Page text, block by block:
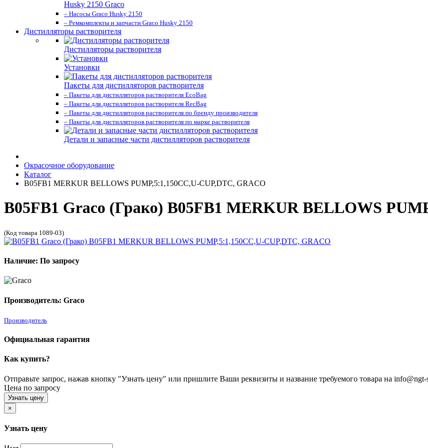
Husky 2150 Graco
– Насосы Graco Husky 2150
– Ремкомплекты и запчасти Graco Husky 2150
Дистилляторы растворителя
Дистилляторы растворителя
Установки
Пакеты для дистилляторов растворителя
– Пакеты для дистилляторов растворителя EcoBag
– Пакеты для дистилляторов растворителя RecBag
– Пакеты для дистилляторов растворителя по бренду производителя
– Пакеты для дистилляторов растворителя по марке растворителя
Детали и запасные части дистилляторов растворителя
Окрасочное оборудование
Каталог
B05FB1 MERKUR BELLOWS PUMP,5:1,150CC,U-CUP,DTC, GRACO
B05FB1 Graco (Грако) B05FB1 MERKUR BELLOWS
(Код товара 1089-03)
Наличие: По запросу
Производитель: Graco
Производитель
Официальная гарантия
Как купить?
Отправьте запрос, нажав кнопку "Узнать цену" или пришлите Ваши реквизиты и название требуемого товара на info@ngt-
Цена по запросу
Узнать цену
×
Узнать цену